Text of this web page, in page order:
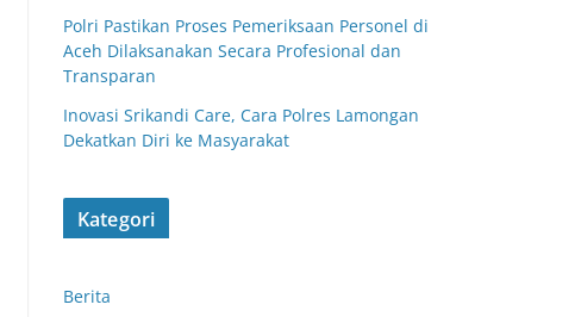
Polri Pastikan Proses Pemeriksaan Personel di
Aceh Dilaksanakan Secara Profesional dan
Transparan
Inovasi Srikandi Care, Cara Polres Lamongan
Dekatkan Diri ke Masyarakat
Kategori
Berita